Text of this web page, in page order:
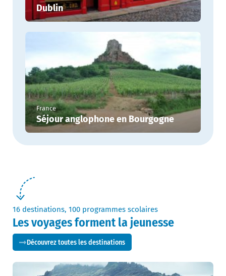
Dublin
France
Séjour anglophone en Bourgogne
16 destinations, 100 programmes scolaires
Les voyages forment la jeunesse
Découvrez toutes les destinations